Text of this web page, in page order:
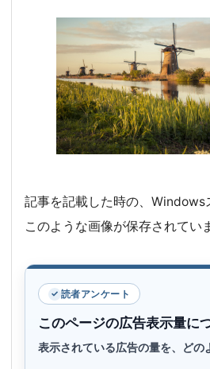
記事を記載した時の、Windows
このような画像が保存されてい
読者アンケート
このページの広告表示量に
表示されている広告の量を、どの